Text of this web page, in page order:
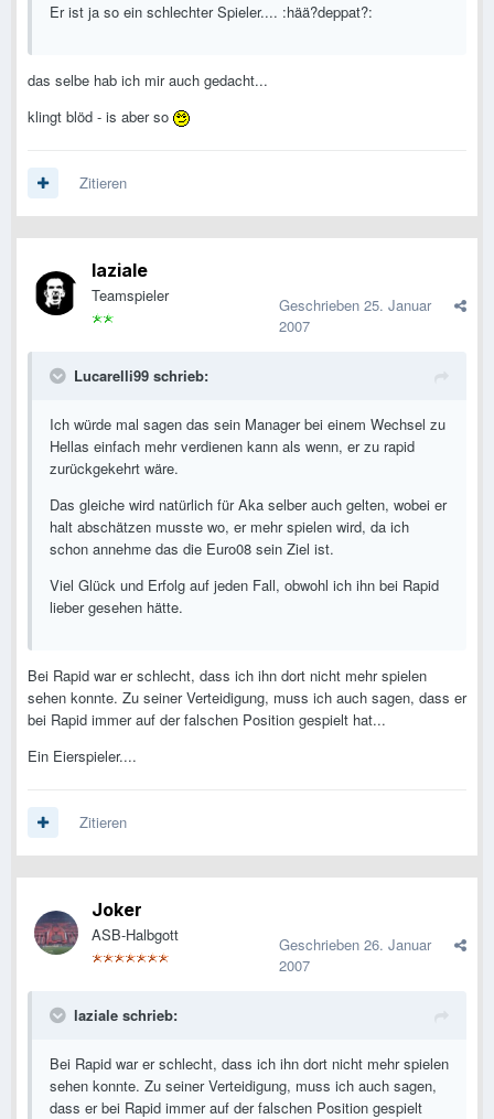
Er ist ja so ein schlechter Spieler.... :hää?deppat?:
das selbe hab ich mir auch gedacht...
klingt blöd - is aber so
Zitieren
laziale
Teamspieler Geschrieben 25. Januar
2007
Lucarelli99 schrieb:
Ich würde mal sagen das sein Manager bei einem Wechsel zu
Hellas einfach mehr verdienen kann als wenn, er zu rapid
zurückgekehrt wäre.
Das gleiche wird natürlich für Aka selber auch gelten, wobei er
halt abschätzen musste wo, er mehr spielen wird, da ich
schon annehme das die Euro08 sein Ziel ist.
Viel Glück und Erfolg auf jeden Fall, obwohl ich ihn bei Rapid
lieber gesehen hätte.
Bei Rapid war er schlecht, dass ich ihn dort nicht mehr spielen
sehen konnte. Zu seiner Verteidigung, muss ich auch sagen, dass er
bei Rapid immer auf der falschen Position gespielt hat...
Ein Eierspieler....
Zitieren
Joker
ASB-Halbgott Geschrieben 26. Januar
2007
laziale schrieb:
Bei Rapid war er schlecht, dass ich ihn dort nicht mehr spielen
sehen konnte. Zu seiner Verteidigung, muss ich auch sagen,
dass er bei Rapid immer auf der falschen Position gespielt